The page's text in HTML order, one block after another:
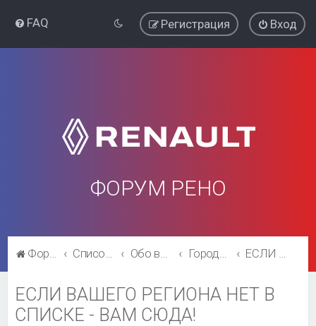
FAQ Вход
Регистрация
ФОРУМ РЕНО
Форум Рено Список форумов Обо всём остальном Города и регионы. ЕСЛИ ВАШЕГО РЕГИОНА НЕТ В СПИСКЕ - ВАМ СЮДА!
ЕСЛИ ВАШЕГО РЕГИОНА НЕТ В
СПИСКЕ - ВАМ СЮДА!